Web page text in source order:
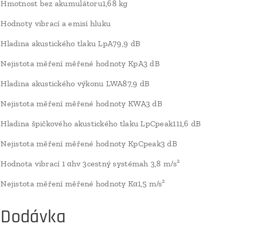
Hmotnost bez akumulátoru1,68 kg
Hodnoty vibrací a emisí hluku
Hladina akustického tlaku LpA79,9 dB
Nejistota měření měřené hodnoty KpA3 dB
Hladina akustického výkonu LWA87,9 dB
Nejistota měření měřené hodnoty KWA3 dB
Hladina špičkového akustického tlaku LpCpeak111,6 dB
Nejistota měření měřené hodnoty KpCpeak3 dB
Hodnota vibrací 1 αhv 3cestný systémah 3,8 m/s²
Nejistota měření měřené hodnoty Kα1,5 m/s²
Dodávka